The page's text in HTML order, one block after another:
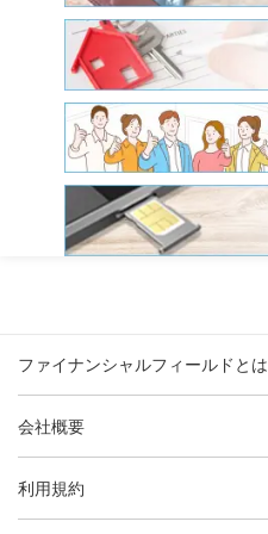
ファイナンシャルフィールドとは
会社概要
利用規約